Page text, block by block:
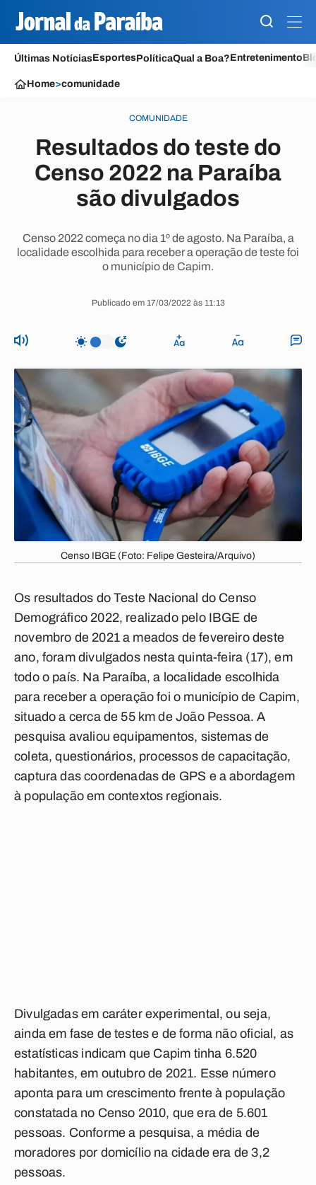
Últimas NotíciasEsportesPolíticaQual a Boa?Entretenimento
Home>comunidade
COMUNIDADE
Resultados do teste do
Censo 2022 na Paraíba
são divulgados
Censo 2022 começa no dia 1º de agosto. Na Paraíba, a
localidade escolhida para receber a operação de teste foi
o município de Capim.
Publicado em 17/03/2022 às 11:13
Censo IBGE (Foto: Felipe Gesteira/Arquivo)
Os resultados do Teste Nacional do Censo
Demográfico 2022, realizado pelo IBGE de
novembro de 2021 a meados de fevereiro deste
ano, foram divulgados nesta quinta-feira (17), em
todo o país. Na Paraíba, a localidade escolhida
para receber a operação foi o município de Capim,
situado a cerca de 55 km de João Pessoa. A
pesquisa avaliou equipamentos, sistemas de
coleta, questionários, processos de capacitação,
captura das coordenadas de GPS e a abordagem
à população em contextos regionais.
Divulgadas em caráter experimental, ou seja,
ainda em fase de testes e de forma não oficial, as
estatísticas indicam que Capim tinha 6.520
habitantes, em outubro de 2021. Esse número
aponta para um crescimento frente à população
constatada no Censo 2010, que era de 5.601
pessoas. Conforme a pesquisa, a média de
moradores por domicílio na cidade era de 3,2
pessoas.